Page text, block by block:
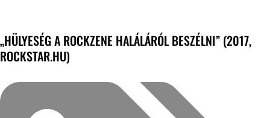
„HÜLYESÉG A ROCKZENE HALÁLÁRÓL BESZÉLNI” (2017,
ROCKSTAR.HU)